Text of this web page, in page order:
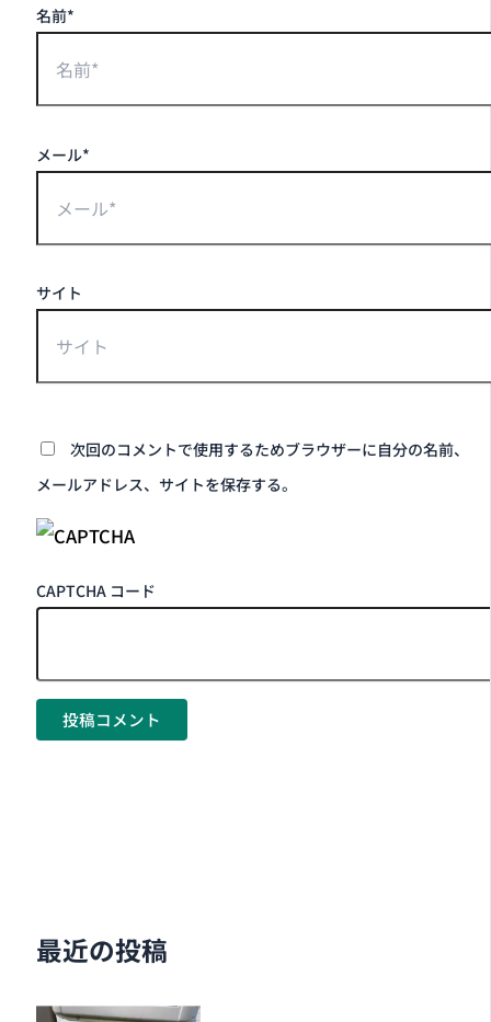
名前*
メール*
サイト
次回のコメントで使用するためブラウザーに自分の名前、
メールアドレス、サイトを保存する。
CAPTCHA コード
最近の投稿